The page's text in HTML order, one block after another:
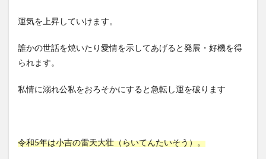
運気を上昇していけます。
誰かの世話を焼いたり愛情を示してあげると発展・好機を得
られます。
私情に溺れ公私をおろそかにすると急転し運を破ります
令和5年は小吉の雷天大壮（らいてんたいそう）。